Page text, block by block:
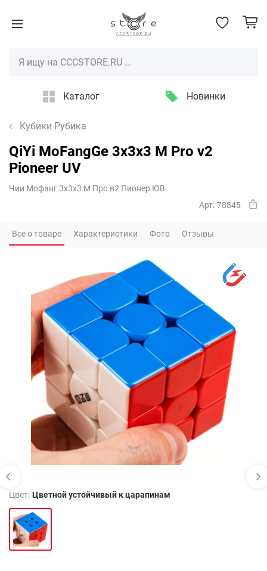
Каталог Новинки
Кубики Рубика
QiYi MoFangGe 3x3x3 M Pro v2
Pioneer UV
Чии Мофанг 3х3х3 М Про в2 Пионер ЮВ
Арт. 78845
Все о товаре Характеристики Фото Отзывы
Цвет: Цветной устойчивый к царапинам